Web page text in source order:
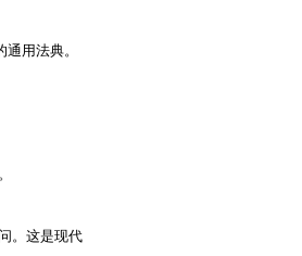
用法典。
。这是现代